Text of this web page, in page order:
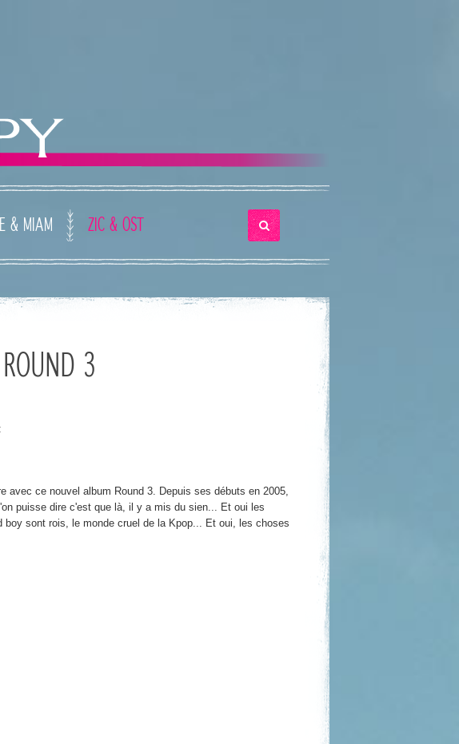
& MIAM ZIC & OST
3
avec ce nouvel album Round 3. Depuis ses débuts en 2005,
puisse dire c'est que là, il y a mis du sien... Et oui les
sont rois, le monde cruel de la Kpop... Et oui, les choses